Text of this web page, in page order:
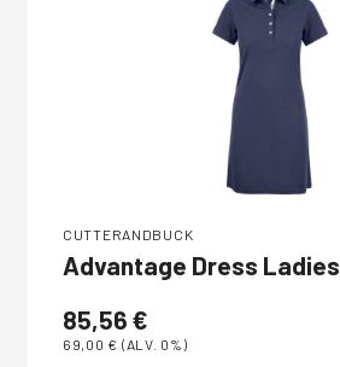
CUTTERANDBUCK
Advantage Dress Ladies
85,56 €
69,00 € (ALV. 0%)